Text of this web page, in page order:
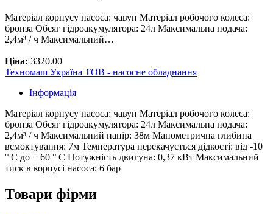
Матеріал корпусу насоса: чавун Матеріал робочого колеса:
бронза Обсяг гідроакумулятора: 24л Максимальна подача:
2,4м³ / ч Максимальний…
Ціна: 3320.00
Техномаш Україна ТОВ - насосне обладнання
Інформація
Матеріал корпусу насоса: чавун Матеріал робочого колеса:
бронза Обсяг гідроакумулятора: 24л Максимальна подача:
2,4м³ / ч Максимальний напір: 38м Манометрична глибина
всмоктування: 7м Температура перекачується дідкості: від -10
° С до + 60 ° С Потужність двигуна: 0,37 кВт Максимальний
тиск в корпусі насоса: 6 бар
Товари фірми